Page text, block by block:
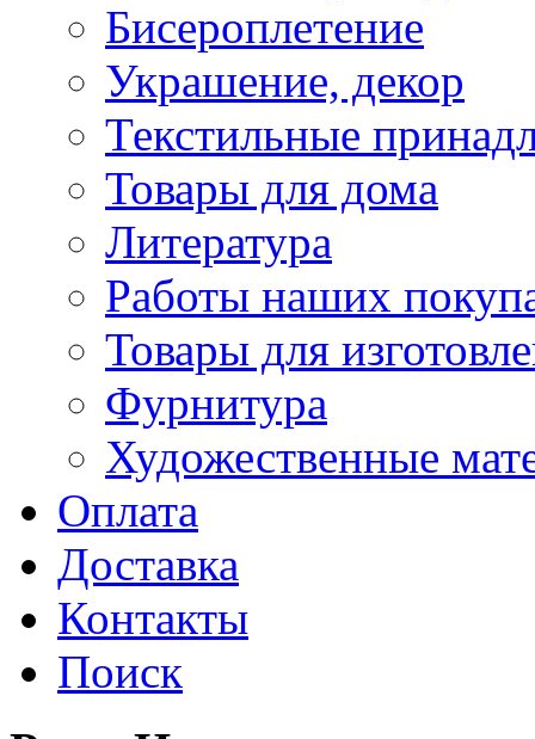
Бисероплетение
Украшение, декор
Текстильные
Товары для дома
Литература
Работы наших
Товары для
Фурнитура
Художественные
Оплата
Доставка
Контакты
Поиск